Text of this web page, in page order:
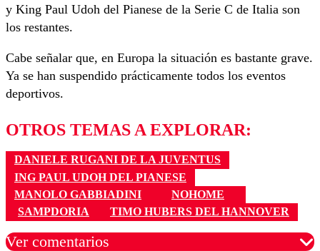
y King Paul Udoh del Pianese de la Serie C de Italia son
los restantes.
Cabe señalar que, en Europa la situación es bastante grave.
Ya se han suspendido prácticamente todos los eventos
deportivos.
OTROS TEMAS A EXPLORAR:
DANIELE RUGANI DE LA JUVENTUS
ING PAUL UDOH DEL PIANESE
MANOLO GABBIADINI
NOHOME
SAMPDORIA
TIMO HUBERS DEL HANNOVER
Ver comentarios